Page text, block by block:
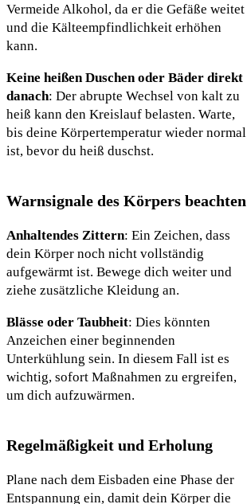
Vermeide Alkohol, da er die Gefäße weitet
und die Kälteempfindlichkeit erhöhen
kann.
Keine heißen Duschen oder Bäder direkt
danach: Der abrupte Wechsel von kalt zu
heiß kann den Kreislauf belasten. Warte,
bis deine Körpertemperatur wieder normal
ist, bevor du heiß duschst.
Warnsignale des Körpers beachten
Anhaltendes Zittern: Ein Zeichen, dass
dein Körper noch nicht vollständig
aufgewärmt ist. Bewege dich weiter und
ziehe zusätzliche Kleidung an.
Blässe oder Taubheit: Dies könnten
Anzeichen einer beginnenden
Unterkühlung sein. In diesem Fall ist es
wichtig, sofort Maßnahmen zu ergreifen,
um dich aufzuwärmen.
Regelmäßigkeit und Erholung
Plane nach dem Eisbaden eine Phase der
Entspannung ein, damit dein Körper die